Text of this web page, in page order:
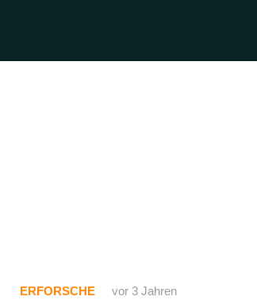
ERFORSCHE vor 3 Jahren